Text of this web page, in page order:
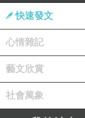
卻因法條綑綁而
法庭不會因為某
改變。
A court ought
快速發文
心情雜記
藝文欣賞
社會萬象